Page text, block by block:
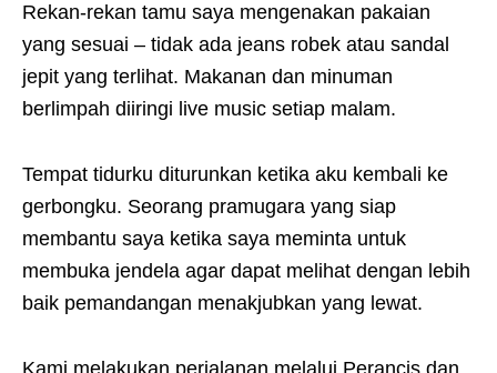
Rekan-rekan tamu saya mengenakan pakaian
yang sesuai – tidak ada jeans robek atau sandal
jepit yang terlihat. Makanan dan minuman
berlimpah diiringi live music setiap malam.
Tempat tidurku diturunkan ketika aku kembali ke
gerbongku. Seorang pramugara yang siap
membantu saya ketika saya meminta untuk
membuka jendela agar dapat melihat dengan lebih
baik pemandangan menakjubkan yang lewat.
Kami melakukan perjalanan melalui Perancis dan